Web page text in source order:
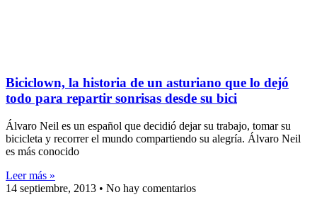
Biciclown, la historia de un asturiano que lo dejó
todo para repartir sonrisas desde su bici
Álvaro Neil es un español que decidió dejar su trabajo, tomar su
bicicleta y recorrer el mundo compartiendo su alegría. Álvaro Neil
es más conocido
Leer más »
14 septiembre, 2013
No hay comentarios